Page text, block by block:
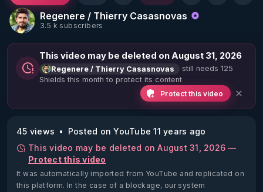
Regenere / Thierry Casasnovas
3.5 k subscribers
This video may be deleted on August 31, 2026
Regenere / Thierry Casasnovas
still needs 125
Shields this month to protect its content
Protect this video
45 views
Posted on YouTube 11 years ago
This video may be deleted on August 31, 2026 —
Protect this video
It was automatically imported from YouTube and replicated on
this platform. In the case of a blockage, our system